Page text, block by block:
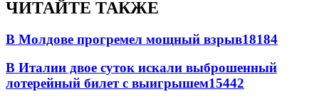
ЧИТАЙТЕ ТАКЖЕ
В Молдове прогремел мощный взрыв18184
В Италии двое суток искали выброшенный
лотерейный билет с выигрышем15442